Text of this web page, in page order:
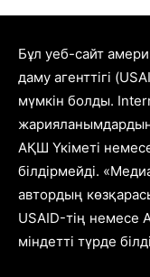
Бұл уеб-сайт
даму агенттігі
мүмкін болды.
АҚШ Үкіметі
білдірмейді.
автордың
USAID-тің немесе
міндетті түрде